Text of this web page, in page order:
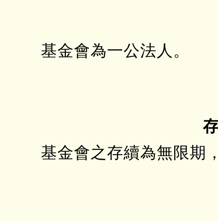
基金會為一公法人。
基金會之存續為無限期